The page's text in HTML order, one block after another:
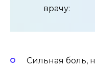
врачу:
Сильная боль,